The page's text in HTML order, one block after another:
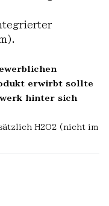
erwirbt sollte
hinter sich
H2O2 (nicht im